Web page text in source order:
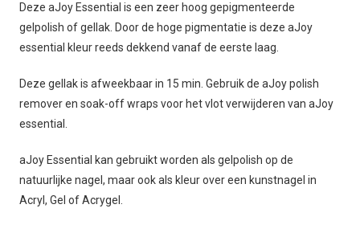
Deze aJoy Essential is een zeer hoog gepigmenteerde
gelpolish of gellak. Door de hoge pigmentatie is deze aJoy
essential kleur reeds dekkend vanaf de eerste laag.
Deze gellak is afweekbaar in 15 min. Gebruik de aJoy polish
remover en soak-off wraps voor het vlot verwijderen van aJoy
essential.
aJoy Essential kan gebruikt worden als gelpolish op de
natuurlijke nagel, maar ook als kleur over een kunstnagel in
Acryl, Gel of Acrygel.